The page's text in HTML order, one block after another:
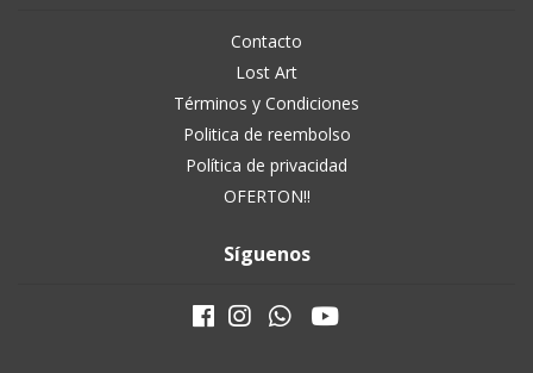
Contacto
Lost Art
Términos y Condiciones
Politica de reembolso
Política de privacidad
OFERTON!!
Síguenos